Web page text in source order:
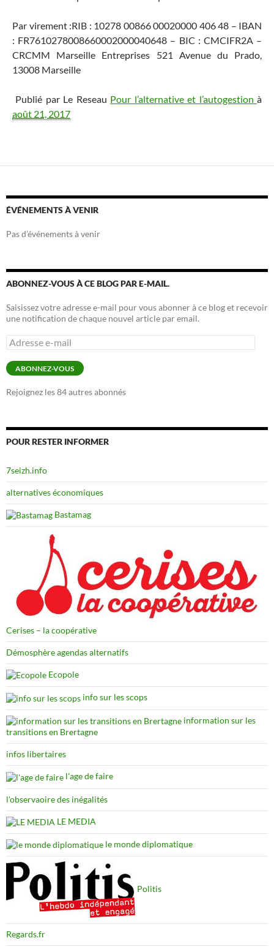
Par virement :RIB : 10278 00866 00020000 406 48 – IBAN
: FR7610278008660002000040648 – BIC : CMCIFR2A –
CRCMM Marseille Entreprises 521 Avenue du Prado,
13008 Marseille
Publié par Le Reseau Pour l’alternative et l’autogestionà
août 21, 2017
ÉVÉNEMENTS À VENIR
Pas d’événements à venir
ABONNEZ-VOUS À CE BLOG PAR E-MAIL.
Saisissez votre adresse e-mail pour vous abonner à ce blog et recevoir
une notification de chaque nouvel article par email.
Adresse
e-
mail
ABONNEZ-VOUS
Rejoignez les 84 autres abonnés
POUR RESTER INFORMER
7seizh.info
alternatives économiques
Bastamag
Cerises – la coopérative
Démosphère agendas alternatifs
Ecopole
info sur les scops
information sur les
transitions en Brertagne
infos libertaires
l'age de faire
l'observaoire des inégalités
LE MEDIA
le monde diplomatique
Politis
Regards.fr